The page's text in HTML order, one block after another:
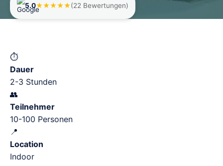
5.0★★★★★(22 Bewertungen)
⏱️
Dauer
2-3 Stunden
👥
Teilnehmer
10-100 Personen
📍
Location
Indoor